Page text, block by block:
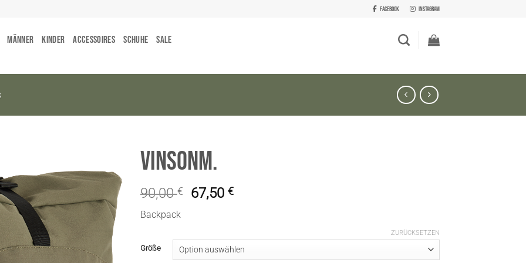
Facebook Instagram
Männer Kinder Accessoires Schuhe Sale
VinsonM.
90,00€ 67,50€
Backpack
Größe
ZURÜCKSETZEN